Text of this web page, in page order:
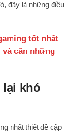
đây là những điều
tốt nhất
và cần những
lại khó
nhất thiết đề cập